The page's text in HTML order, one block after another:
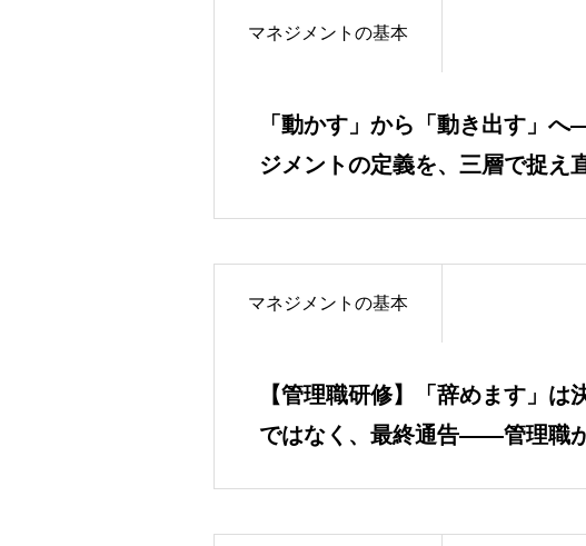
マネジメントの基本
「動かす」から「動き出す」
ジメントの定義を、三層で捉え
マネジメントの基本
【管理職研修】「辞めます」は
ではなく、最終通告――管理職